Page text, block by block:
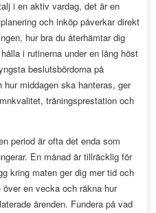
i en aktiv vardag, det är en
och inköp påverkar direkt
hur bra du återhämtar dig
i rutinerna under en lång höst
beslutsbördorna på
middagen ska hanteras, ger
träningsprestation och
period är ofta det enda som
En månad är tillräcklig för
kring maten ger dig mer tid och
en vecka och räkna hur
ärenden. Fundera på vad